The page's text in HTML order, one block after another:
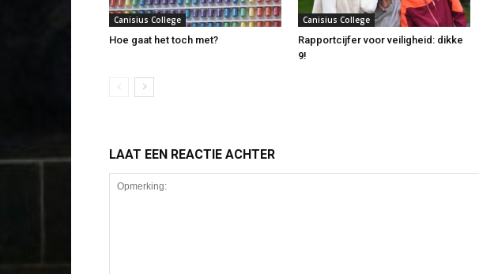
Canisius College
Hoe gaat het toch met?
Canisius College
Rapportcijfer voor veiligheid: dikke
9!
LAAT EEN REACTIE ACHTER